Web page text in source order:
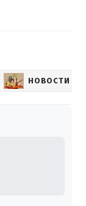
НОВОСТИ